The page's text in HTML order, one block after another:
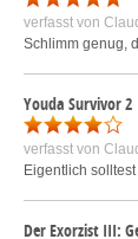
verfasst von
Schlimm genug,
Youda Survivor 2
verfasst von
Eigentlich
Der Exorzist III: